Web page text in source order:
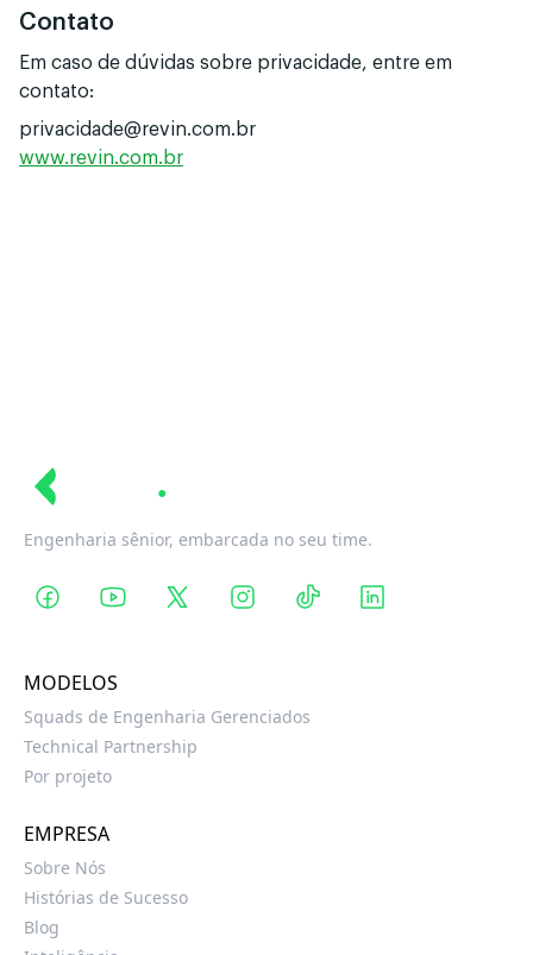
Contato
Em caso de dúvidas sobre privacidade, entre em
contato:
privacidade@revin.com.br
www.revin.com.br
Revin
Engenharia sênior, embarcada no seu time.
MODELOS
Squads de Engenharia Gerenciados
Technical Partnership
Por projeto
EMPRESA
Sobre Nós
Histórias de Sucesso
Blog